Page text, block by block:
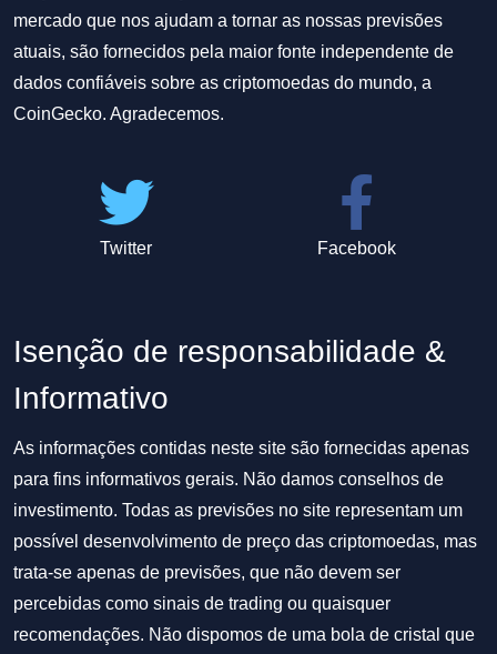
mercado que nos ajudam a tornar as nossas previsões
atuais, são fornecidos pela maior fonte independente de
dados confiáveis sobre as criptomoedas do mundo, a
CoinGecko. Agradecemos.
Twitter Facebook
Isenção de responsabilidade &
Informativo
As informações contidas neste site são fornecidas apenas
para fins informativos gerais. Não damos conselhos de
investimento. Todas as previsões no site representam um
possível desenvolvimento de preço das criptomoedas, mas
trata-se apenas de previsões, que não devem ser
percebidas como sinais de trading ou quaisquer
recomendações. Não dispomos de uma bola de cristal que